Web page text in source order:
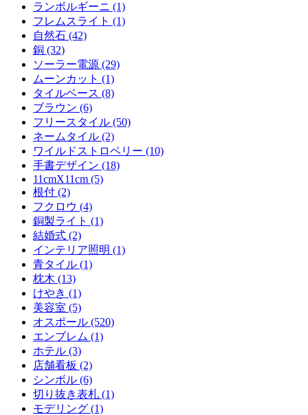
ランボルギーニ (1)
フレムスライト (1)
自然石 (42)
銅 (32)
ソーラー電源 (29)
ムーンカット (1)
タイルベース (8)
ブラウン (6)
フリースタイル (50)
ネームタイル (2)
ワイルドストロベリー (10)
手書デザイン (18)
11cmX11cm (5)
根付 (2)
フクロウ (4)
銅製ライト (1)
結婚式 (2)
インテリア照明 (1)
青タイル (1)
枕木 (13)
けやき (1)
美容室 (5)
オスポール (520)
エンブレム (1)
ホテル (3)
店舗看板 (2)
シンボル (6)
切り抜き表札 (1)
モデリング (1)